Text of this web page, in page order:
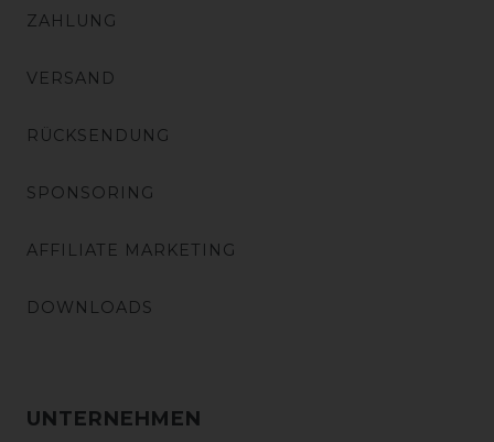
ZAHLUNG
VERSAND
RÜCKSENDUNG
SPONSORING
AFFILIATE MARKETING
DOWNLOADS
UNTERNEHMEN